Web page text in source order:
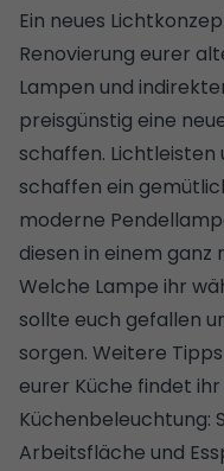
Ein neues
Renovierung eurer
Lampen und
preisgünstig eine
schaffen.
schaffen ein
moderne
diesen in einem ganz
Welche Lampe ihr
sollte euch gefallen
sorgen. Weitere
eurer Küche findet
Küchenbeleuchtung:
Arbeitsfläche und